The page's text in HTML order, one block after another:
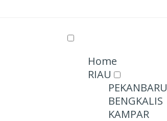
Home
RIAU
PEKANBARU
BENGKALIS
KAMPAR